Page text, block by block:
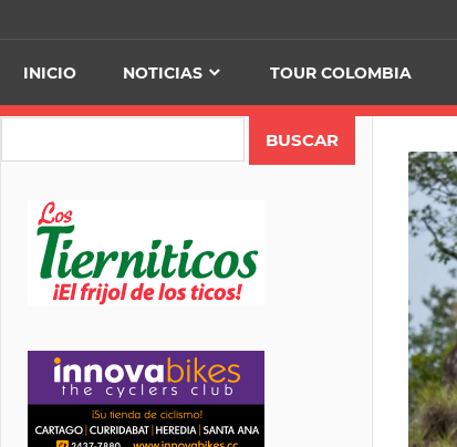
INICIO NOTICIAS TOUR COLOMBIA